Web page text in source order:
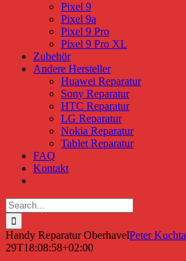
Pixel 9
Pixel 9a
Pixel 9 Pro
Pixel 9 Pro XL
Zubehör
Andere Hersteller
Huawei Reparatur
Sony Reparatur
HTC Reparatur
LG Reparatur
Nokia Reparatur
Tablet Reparatur
FAQ
Kontakt
Search
for:
Handy Reparatur OberhavelPeter Kuchta
29T18:08:58+02:00